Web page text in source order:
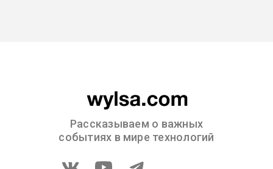
Рассказываем о важных
событиях в мире технологий